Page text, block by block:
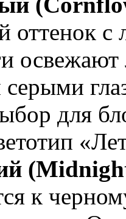
оттенок
для
к